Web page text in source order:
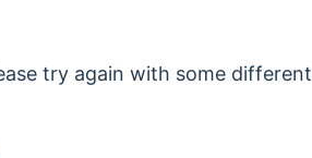
try again with some different